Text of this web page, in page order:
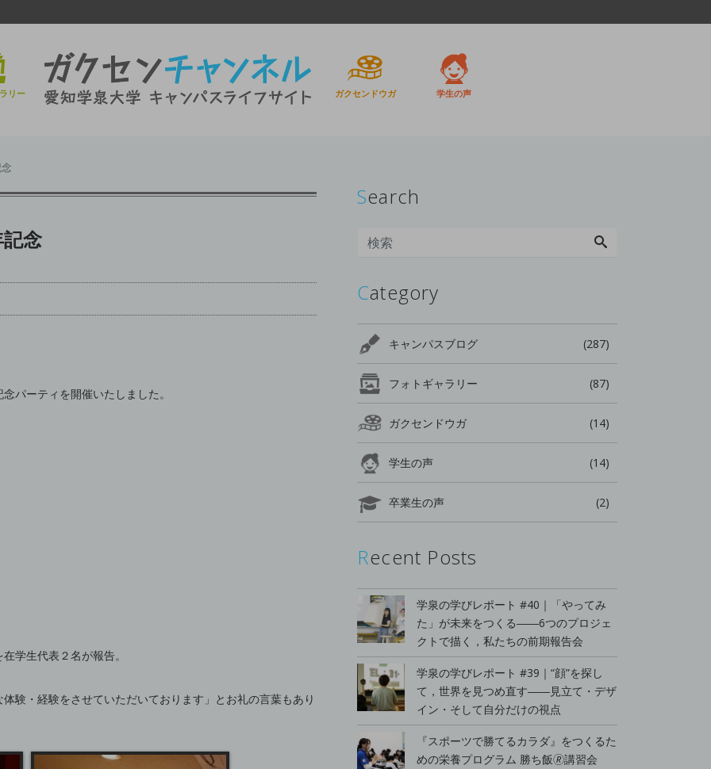
リー ガクセンドウガ 学生の声
念
パーティを開催いたしました。
学生代表２名が報告。
験・経験をさせていただいております」とお礼の言葉もあり
Search
Category
キャンパスブログ (287)
フォトギャラリー (87)
ガクセンドウガ (14)
学生の声 (14)
卒業生の声 (2)
Recent Posts
学泉の学びレポート #40｜「やってみ
た」が未来をつくる――6つのプロジェ
クトで描く，私たちの前期報告会
学泉の学びレポート #39｜“顔”を探し
て，世界を見つめ直す――見立て・デザ
イン・そして自分だけの視点
『スポーツで勝てるカラダ』をつくるた
めの栄養プログラム 勝ち飯🄬講習会